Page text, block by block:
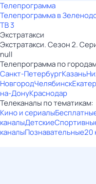
Телепрограмма
Телепрограмма в
ТВ 3
Экстратакси
Экстратакси. Сезон 2.
null
Телепрограмма по
Санкт-ПетербургКазань
НовгородЧелябинск
на-ДонуКраснодар
Телеканалы по тематикам:
Кино и сериалы
каналыДетские
каналыПознавательные20